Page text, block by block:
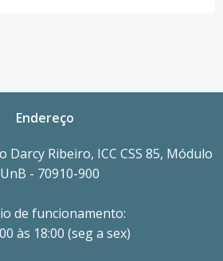
Endereço
Ribeiro, ICC CSS 85, Módulo
- 70910-900
de funcionamento:
às 18:00 (seg a sex)